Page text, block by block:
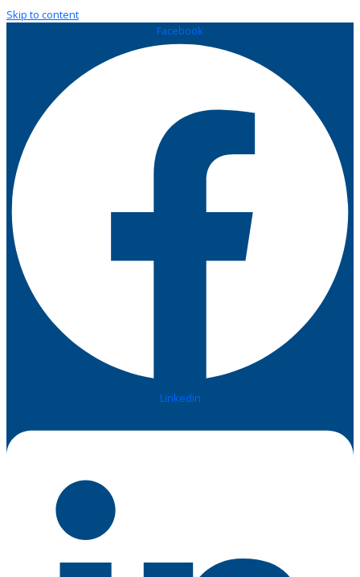
Skip to content
Facebook
Linkedin